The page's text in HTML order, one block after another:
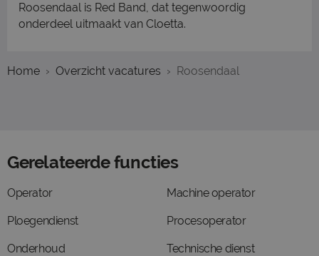
Roosendaal is Red Band, dat tegenwoordig
onderdeel uitmaakt van Cloetta.
Home Overzicht vacatures Roosendaal
Gerelateerde functies
Operator
Ploegendienst
Onderhoud
Machine operator
Procesoperator
Technische dienst